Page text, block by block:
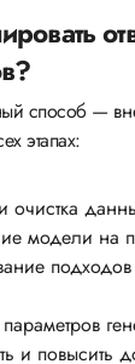
способ —
этапах:
очистка
модели на
и повысить